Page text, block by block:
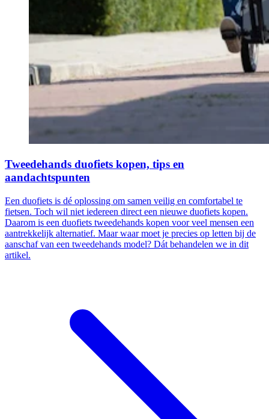
Tweedehands duofiets kopen, tips en
aandachtspunten
Een duofiets is dé oplossing om samen veilig en comfortabel te
fietsen. Toch wil niet iedereen direct een nieuwe duofiets kopen.
Daarom is een duofiets tweedehands kopen voor veel mensen een
aantrekkelijk alternatief. Maar waar moet je precies op letten bij de
aanschaf van een tweedehands model? Dát behandelen we in dit
artikel.